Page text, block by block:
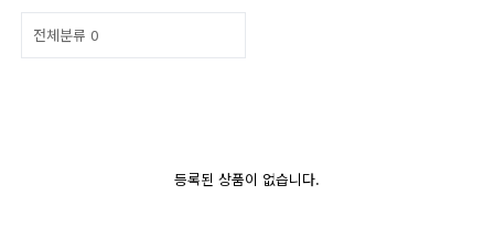
전체분류 0
등록된 상품이 없습니다.